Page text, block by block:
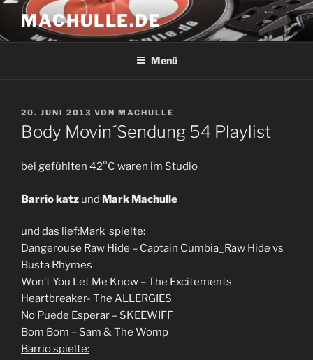
Zum
Inhalt
springen
MACHULLE.DE
Menü
VERÖFFENTLICHT
AM
20. JUNI 2013 VON MACHULLE
Body Movin´Sendung 54 Playlist
bei gefühlten 42°C waren im Studio
Barrio katz und Mark Machulle
und das lief:Mark spielte:
Dangerouse Raw Hide – Captain Cumbia_Raw Hide vs
Busta Rhymes
Won’t You Let Me Know – The Excitements
Heartbreaker- The ALLERGIES
No Puede Esperar – SKEEWIFF
Bom Bom – Sam & The Womp
Barrio spielte: